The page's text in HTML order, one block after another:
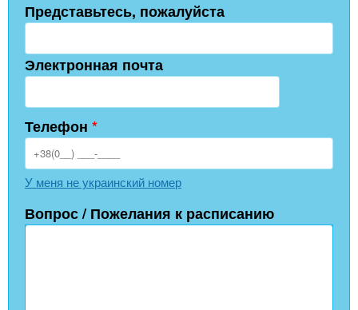
Представьтесь, пожалуйста
Электронная почта
Телефон *
У меня не украинский номер
Вопрос / Пожелания к расписанию